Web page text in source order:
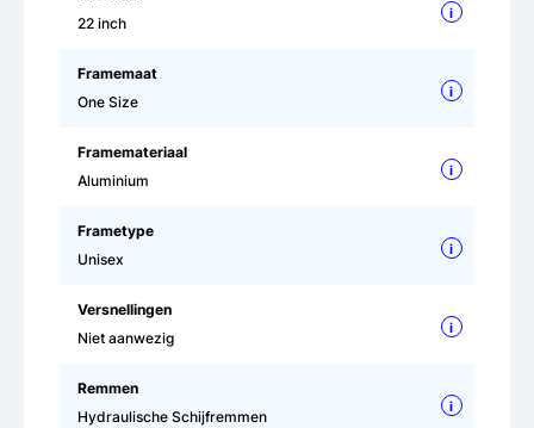
22 inch
i
Framemaat
One Size
i
Framemateriaal
Aluminium
i
Frametype
Unisex
i
Versnellingen
Niet aanwezig
i
Remmen
Hydraulische Schijfremmen
i